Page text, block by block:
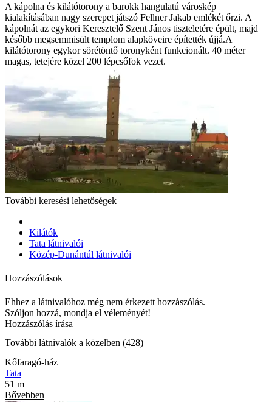
A kápolna és kilátótorony a barokk hangulatú városkép
kialakításában nagy szerepet játszó Fellner Jakab emlékét őrzi. A
kápolnát az egykori Keresztelő Szent János tiszteletére épült, majd
később megsemmisült templom alapköveire építették újjá.A
kilátótorony egykor sörétöntő toronyként funkcionált. 40 méter
magas, tetejére közel 200 lépcsőfok vezet.
További keresési lehetőségek
Kilátók
Tata látnivalói
Közép-Dunántúl látnivalói
Hozzászólások
Ehhez a látnivalóhoz még nem érkezett hozzászólás.
Szóljon hozzá, mondja el véleményét!
Hozzászólás írása
További látnivalók a közelben (428)
Kőfaragó-ház
Tata
51 m
Bővebben